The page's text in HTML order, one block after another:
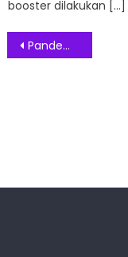
booster dilakukan […]
Post
Pandemi Covid-19, Generali Berikan Perlindungan Tambahan Bagi Nasabah